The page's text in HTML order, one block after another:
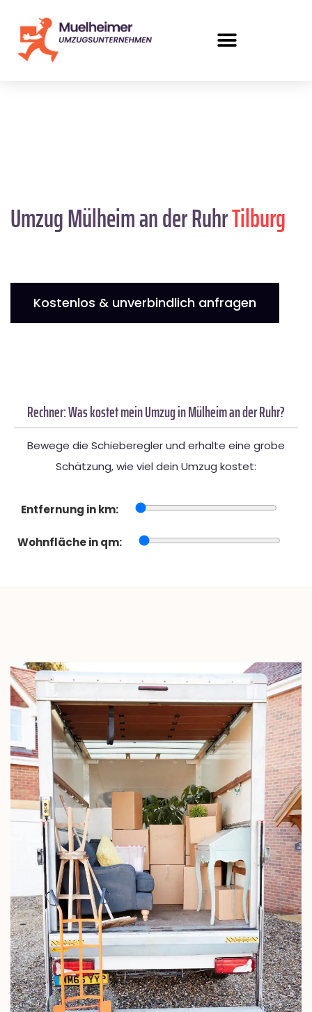
Umzug Mülheim an der RuhrTilburg
Kostenlos & unverbindlich anfragen
Rechner: Was kostet mein Umzug in Mülheim an der Ruhr?
Bewege die Schieberegler und erhalte eine grobe
Schätzung, wie viel dein Umzug kostet:
Entfernung in km:
Wohnfläche in qm: